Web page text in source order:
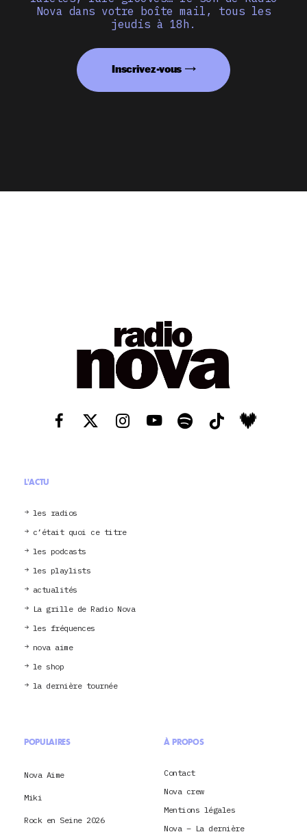
Nova dans votre boîte mail, tous les
jeudis à 18h.
Inscrivez-vous
L'ACTU
les radios
c’était quoi ce titre
les podcasts
les playlists
actualités
La grille de Radio Nova
les fréquences
nova aime
le shop
la dernière tournée
POPULAIRES
Nova Aime
Miki
Rock en Seine 2026
À PROPOS
Contact
Nova crew
Mentions légales
Nova – La dernière